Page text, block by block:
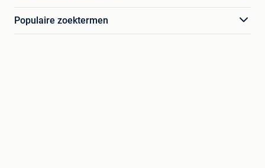
Populaire zoektermen